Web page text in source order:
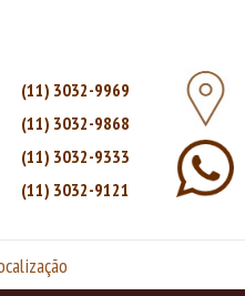
(11) 3032-9969
(11) 3032-9868
(11) 3032-9333
(11) 3032-9121